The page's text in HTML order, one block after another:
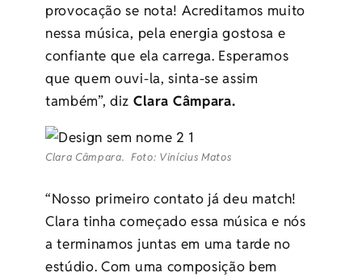
provocação se nota! Acreditamos muito
nessa música, pela energia gostosa e
confiante que ela carrega. Esperamos
que quem ouvi-la, sinta-se assim
também”, diz Clara Câmpara.
Clara Câmpara. Foto: Vinícius Matos
“Nosso primeiro contato já deu match!
Clara tinha começado essa música e nós
a terminamos juntas em uma tarde no
estúdio. Com uma composição bem